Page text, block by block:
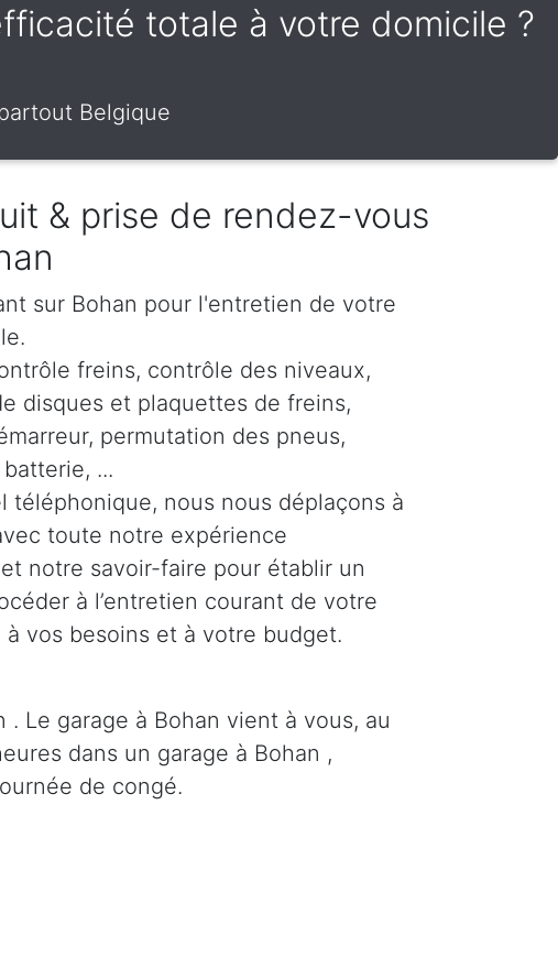
totale à votre domicile ?
Belgique
& prise de rendez-vous
sur Bohan pour l'entretien de votre
freins, contrôle des niveaux,
disques et plaquettes de freins,
permutation des pneus,
...
téléphonique, nous nous déplaçons à
toute notre expérience
notre savoir-faire pour établir un
à l’entretien courant de votre
vos besoins et à votre budget.
. Le garage à Bohan vient à vous, au
dans un garage à Bohan ,
de congé.